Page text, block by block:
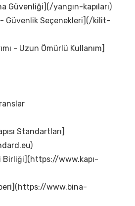
Güvenliği](/yangın-kapıları)
- Güvenlik Seçenekleri](/kilit-
- Uzun Ömürlü Kullanım]
Standartları]
Birliği](https://www.kapı-
www.bina-